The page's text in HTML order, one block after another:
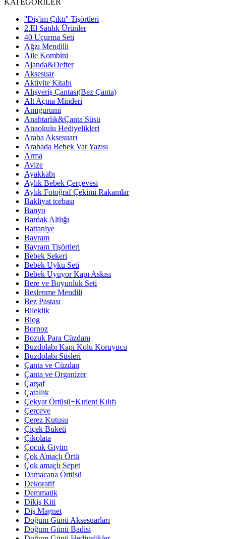
''Diş'im Çıktı'' Tişörtleri
2.El Satılık Ürünler
40 Uçurma Seti
Ağzı Mendilli
Aile Kombini
Ajanda&Defter
Aksesuar
Aktivite Kitabı
Alışveriş Çantası(Bez Çanta)
Alt Açma Minderi
Amigurumi
Anahtarlık&Çanta Süsü
Anaokulu Hediyelikleri
Araba Aksesuarı
Arabada Bebek Var Yazısı
Arma
Avize
Ayakkabı
Aylık Bebek Çerçevesi
Aylık Fotoğraf Çekimi Rakamlar
Bakliyat torbası
Banyo
Bardak Altlığı
Battaniye
Bayram
Bayram Tişörtleri
Bebek Şekeri
Bebek Uyku Seti
Bebek Uyuyor Kapı Askısı
Bere ve Boyunluk Seti
Beslenme Mendili
Bez Pastası
Bileklik
Blog
Bornoz
Bozuk Para Cüzdanı
Buzdolabı Kapı Kolu Koruyucu
Buzdolabı Süsleri
Çanta ve Cüzdan
Çanta ve Organizer
Çarşaf
Çatallık
Çekyat Örtüsü+Kırlent Kılıfı
Çerçeve
Çerez Kutusu
Çiçek Buketi
Çikolata
Çocuk Giyim
Çok Amaçlı Örtü
Çok amaçlı Sepet
Damacana Örtüsü
Dekoratif
Demmatik
Dikiş Kiti
Diş Magnet
Doğum Günü Aksesuarları
Doğum Günü Badisi